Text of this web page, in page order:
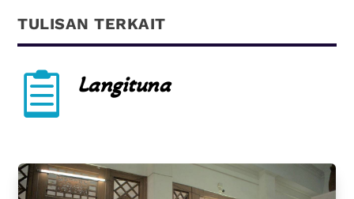
TULISAN TERKAIT
 Langituna